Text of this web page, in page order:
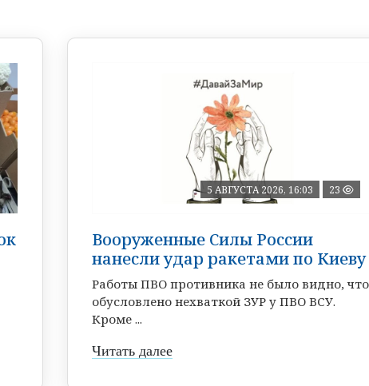
5 АВГУСТА 2026, 16:03 23
Вооруженные Силы России
нанесли удар ракетами по Киеву
Работы ПВО противника не было видно, что
обусловлено нехваткой ЗУР у ПВО ВСУ.
Кроме ...
Читать далее